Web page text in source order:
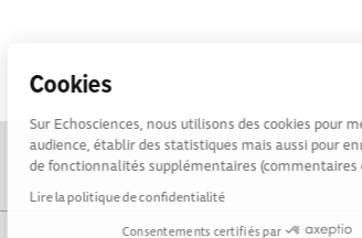
Cookies
Sur Echosciences, nous utilisons des cookies pour
audience, établir des statistiques mais aussi pour
de fonctionnalités supplémentaires
Lire la politique de confidentialité
Consentements certifiés par